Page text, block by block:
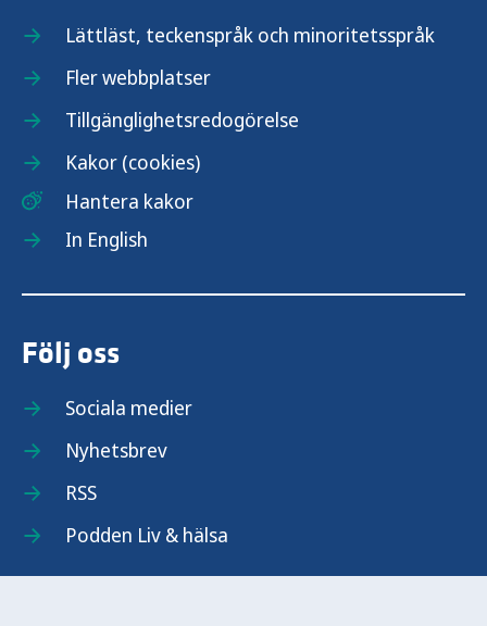
Lättläst, teckenspråk och minoritetsspråk
Fler webbplatser
Tillgänglighetsredogörelse
Kakor (cookies)
Hantera kakor
In English
Följ oss
Sociala medier
Nyhetsbrev
RSS
Podden Liv & hälsa